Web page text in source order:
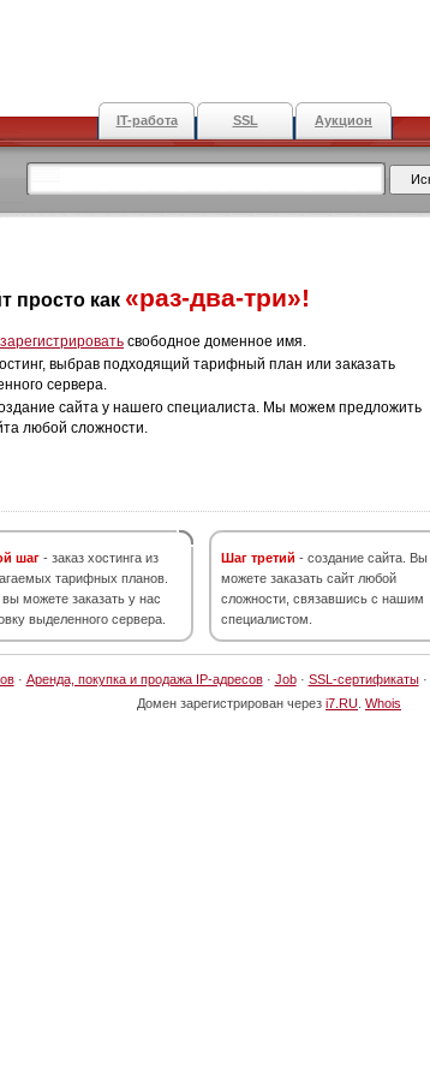
IT-работа SSL Аукцион
просто как «раз-два-три»!
зарегистрировать свободное доменное имя.
выбрав подходящий тарифный план или заказать
сервера.
сайта у нашего специалиста. Мы можем предложить
любой сложности.
шаг - заказ хостинга из
тарифных планов.
можете заказать у нас
выделенного сервера.
Шаг третий - создание сайта. Вы
можете заказать сайт любой
сложности, связавшись с нашим
специалистом.
· Аренда, покупка и продажа IP-адресов· Job· SSL-сертификаты·
Домен зарегистрирован через i7.RU Whois